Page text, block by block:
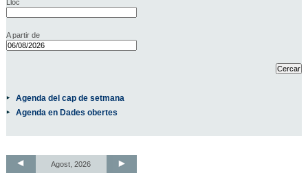
Lloc
A partir de
Agenda del cap de setmana
Agenda en Dades obertes
Agost, 2026